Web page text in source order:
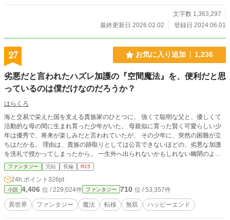
文字数 1,363,297
最終更新日 2026.02.02
登録日 2024.06.01
27 お気に入り追加 1,236
劣悪だと言われたハズレ加護の『空間魔法』を、便利だと思
っているのは僕だけなのだろうか？
はらくろ
海と交易で栄えた国を支える貴族家のひとつに、 強くて聡明な父と、優しくて
活動的な母の間に生まれ育った少年がいた。 母親似に育った賢く可愛らしい少
年は優秀で、将来が楽しみだと言われていたが、 その少年に、突然の困難が立
ちはだかる。 理由は、貴族の跡取りとしては公言できないほどの、劣悪な加護
を洗礼で授かってしまったから。 一生外へ出られないかもしれない幽閉のよう
な生活を続けるよりも、少年は屋敷を出て行く選択をする。 それでも持ち前の
強く非常識なほどの魔力の多さと、負けず嫌いな性格でその困難を乗り越えてい
く。 そんな少年の物語。
ファンタジー 完結 長編 R15
24h.ポイント 326pt
小説 4,406 位 / 229,024件 ファンタジー 710 位 / 53,357件
異世界 ファンタジー 魔法 転移 無双 ハッピーエンド